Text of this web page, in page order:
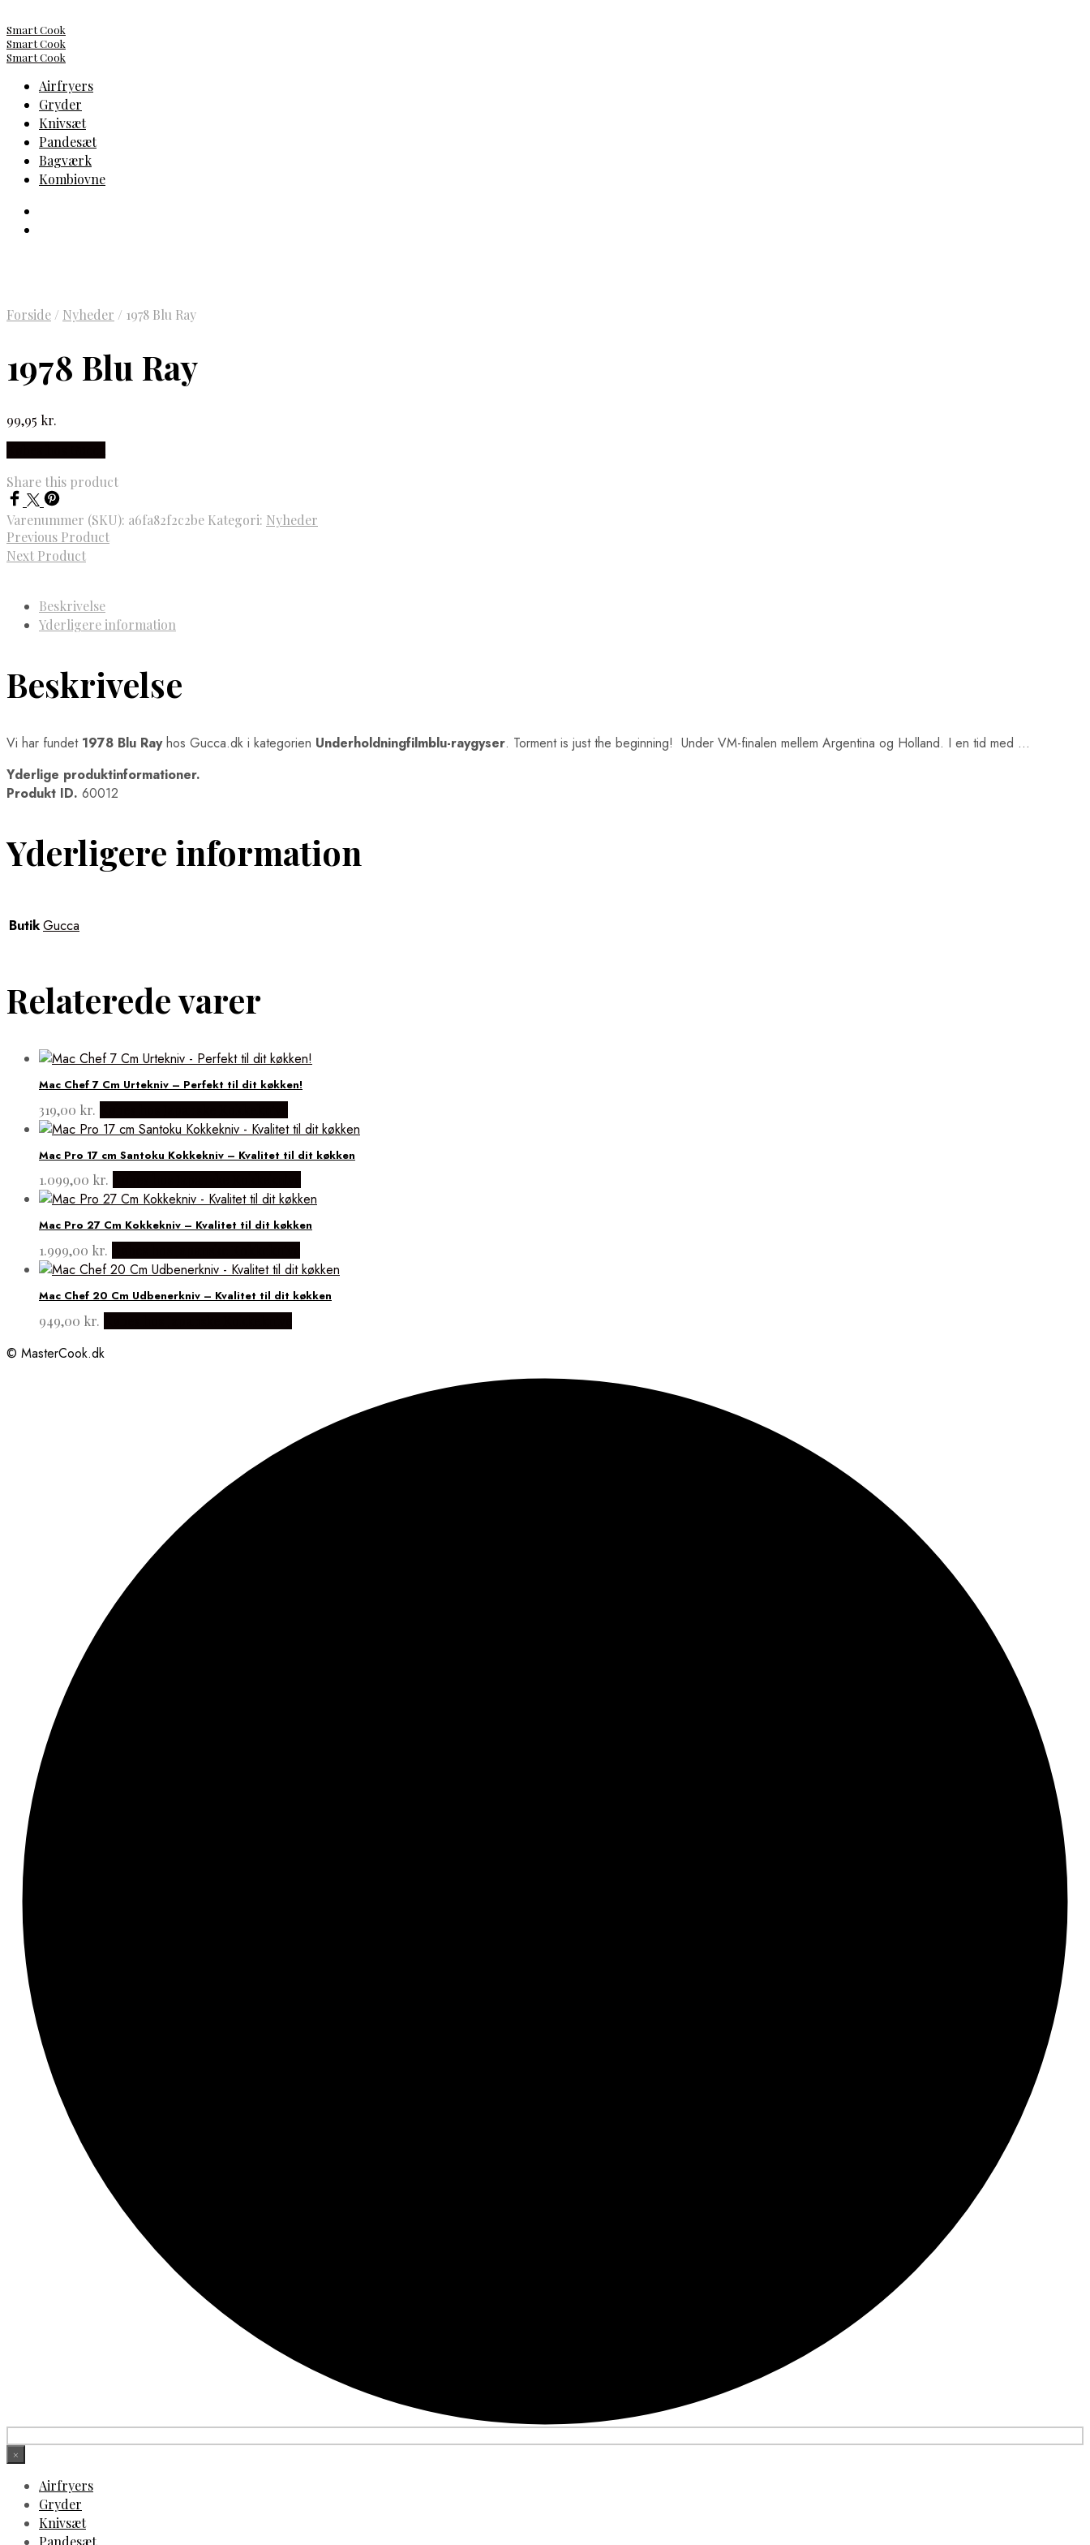
Smart Cook
Smart Cook
Smart Cook
Airfryers
Gryder
Knivsæt
Pandesæt
Bagværk
Kombiovne
Forside / Nyheder / 1978 Blu Ray
1978 Blu Ray
99,95 kr.
Share this product
Varenummer (SKU): a6fa82f2c2be Kategori: Nyheder
Previous Product
Next Product
Beskrivelse
Yderligere information
Beskrivelse
Vi har fundet 1978 Blu Rayhos Gucca.dk i kategorien Underholdningfilmblu-raygyser. Torment is just the beginning! Under VM-finalen mellem Argentina og Holland. I en tid med …
Yderlige produktinformationer.
Produkt ID. 60012
Yderligere information
ButikGucca
Relaterede varer
Mac Chef 7 Cm Urtekniv – Perfekt til dit køkken!
319,00 kr.
Mac Pro 17 cm Santoku Kokkekniv – Kvalitet til dit køkken
1.099,00 kr.
Mac Pro 27 Cm Kokkekniv – Kvalitet til dit køkken
1.999,00 kr.
Mac Chef 20 Cm Udbenerkniv – Kvalitet til dit køkken
949,00 kr.
© MasterCook.dk
×
Airfryers
Gryder
Knivsæt
Pandesæt